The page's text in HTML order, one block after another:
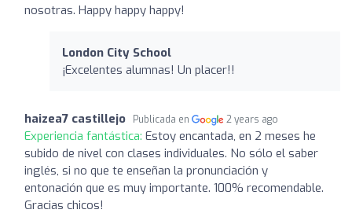
nosotras. Happy happy happy!
London City School
¡Excelentes alumnas! Un placer!!
haizea7 castillejo Publicada en 2 years ago
Experiencia fantástica: Estoy encantada, en 2 meses he
subido de nivel con clases individuales. No sólo el saber
inglés, si no que te enseñan la pronunciación y
entonación que es muy importante. 100% recomendable.
Gracias chicos!